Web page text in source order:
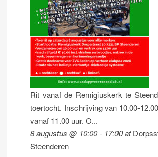
Rit vanaf de Remigiuskerk te
toertocht. Inschrijving van 10.00-
vanaf 11.00 uur. O...
8 augustus @ 10:00- 17:00at
Steenderen